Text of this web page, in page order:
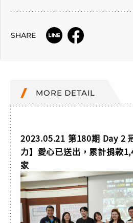
SHARE
MORE DETAIL
2023.05.21 第180期 Day 2
力】愛心已送出，累計捐款
家